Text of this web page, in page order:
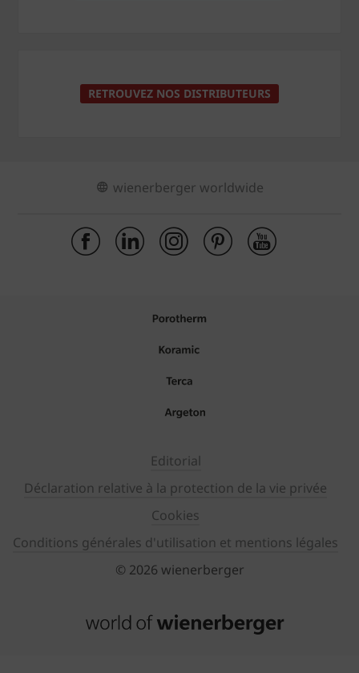
RETROUVEZ NOS DISTRIBUTEURS
wienerberger worldwide
Editorial
Déclaration relative à la protection de la vie privée
Cookies
Conditions générales d'utilisation et mentions légales
© 2026 wienerberger